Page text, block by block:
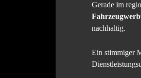
Gerade im
nachhaltig.
Ein stimmiger